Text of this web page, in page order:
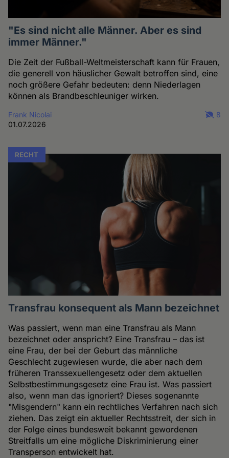
"Es sind nicht alle Männer. Aber es sind
immer Männer."
Die Zeit der Fußball-Weltmeisterschaft kann für Frauen,
die generell von häuslicher Gewalt betroffen sind, eine
noch größere Gefahr bedeuten: denn Niederlagen
können als Brandbeschleuniger wirken.
Frank Nicolai
01.07.2026
8
RECHT
Transfrau konsequent als Mann bezeichnet
Was passiert, wenn man eine Transfrau als Mann
bezeichnet oder anspricht? Eine Transfrau – das ist
eine Frau, der bei der Geburt das männliche
Geschlecht zugewiesen wurde, die aber nach dem
früheren Transsexuellengesetz oder dem aktuellen
Selbstbestimmungsgesetz eine Frau ist. Was passiert
also, wenn man das ignoriert? Dieses sogenannte
"Misgendern" kann ein rechtliches Verfahren nach sich
ziehen. Das zeigt ein aktueller Rechtsstreit, der sich in
der Folge eines bundesweit bekannt gewordenen
Streitfalls um eine mögliche Diskriminierung einer
Transperson entwickelt hat.